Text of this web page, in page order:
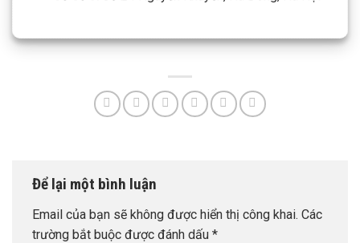
Để lại một bình luận
Email của bạn sẽ không được hiển thị công khai. Các
trường bắt buộc được đánh dấu *